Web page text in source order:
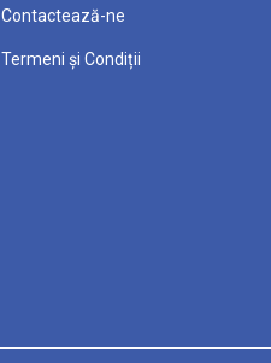
Contactează-ne
Termeni și Condiții